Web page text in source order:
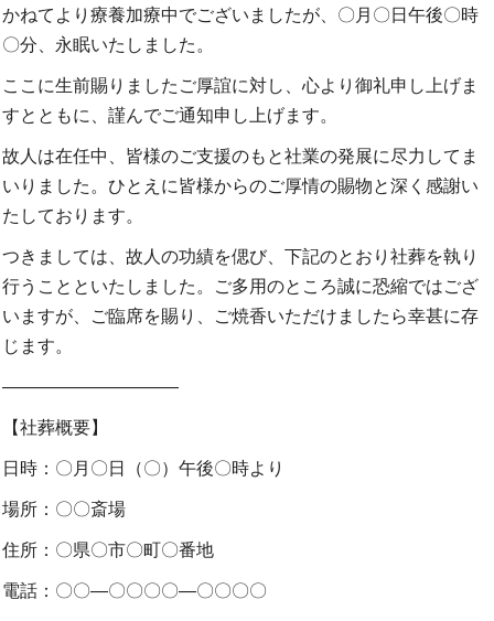
かねてより療養加療中でございましたが、〇月〇日午後〇時
〇分、永眠いたしました。
ここに生前賜りましたご厚誼に対し、心より御礼申し上げま
すとともに、謹んでご通知申し上げます。
故人は在任中、皆様のご支援のもと社業の発展に尽力してま
いりました。ひとえに皆様からのご厚情の賜物と深く感謝い
たしております。
つきましては、故人の功績を偲び、下記のとおり社葬を執り
行うことといたしました。ご多用のところ誠に恐縮ではござ
いますが、ご臨席を賜り、ご焼香いただけましたら幸甚に存
じます。
――――――――――
【社葬概要】
日時：〇月〇日（〇）午後〇時より
場所：〇〇斎場
住所：〇県〇市〇町〇番地
電話：〇〇―〇〇〇〇―〇〇〇〇